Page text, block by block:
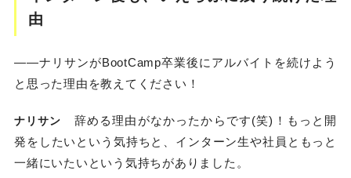
由
――ナリサンがBootCamp卒業後にアルバイトを続けよう
と思った理由を教えてください！
ナリサン
辞める理由がなかったからです(笑)！もっと開
発をしたいという気持ちと、インターン生や社員ともっと
一緒にいたいという気持ちがありました。